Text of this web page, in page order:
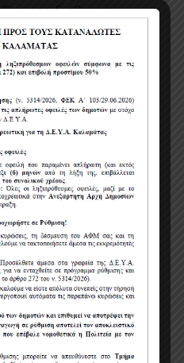
Έγκριση διάθεσης
πίστωσης.
Έγκριση τρόπου
διεξαγωγής του
διαγωνισμού με
την διαδικασία
της απευθείας
ανάθεσης
σύμφωνα με τις
διατάξεις του Ν.
4412/2016 όπως
έχει τροποποιηθεί
και ισχύει μέχρι
σήμερα.
Έγκριση
εισηγητικής
έκθεσης.